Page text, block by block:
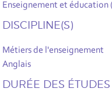
Enseignement et éducation
DISCIPLINE(S)
Métiers de l'enseignement
Anglais
DURÉE DES ÉTUDES